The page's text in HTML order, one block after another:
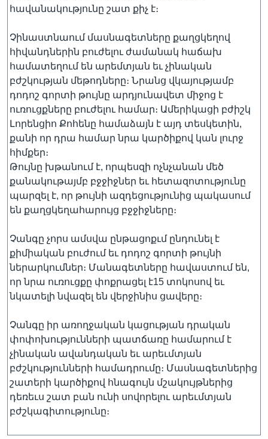
հավանակությունը շատ քիչ է։
Չինաստնաում մասնագետները քաղցկեղով
հիվանդներին բուժելու ժամանակ հաճախ
համատեղում են արեմտյան եւ չինական
բժշկության մեթոդները։ Նրանց վկայությամբ
դոդոշ գորտի թույնը արդյունավետ միջոց է
ուռուցքները բուժելու համար։ Ամերիկացի բժիշկ
Լորենցիո Քոհենը համաձայն է այդ տեսկետին,
քանի որ դրա համար նրա կարծիքով կան լուրջ
հիմքեր։
Թույնը խթանում է, որպեսզի ոչնչանան մեծ
քանակութայմբ բջջիջներ եւ հետազոտությունը
պարզել է, որ թույնի ազդեցությունից պակասում
են քաղցկեղահարույց բջջիջները։
Չանգը չորս ամսվա ընթացոքւմ ընդունել է
քիմիական բուժում եւ դոդոշ գորտի թույնի
ներարկումներ։ Մանագետները հավաստում են,
որ նրա ուռուցքը փոքրացել է15 տոկոսով եւ
նկատելի նվազել են վերջինիս ցավերը։
Չանգը իր առողջական կացության դրական
փոփոխությունների պատճառը համարում է
չինական ավանդական եւ արեւմտյան
բժշկությունների համադրումը։ Մասնագետներից
շատերի կարծիքով հնագույն մշակույթներից
դեռեւս շատ բան ունի սովորելու արեւմտյան
բժշկագիտությունը։